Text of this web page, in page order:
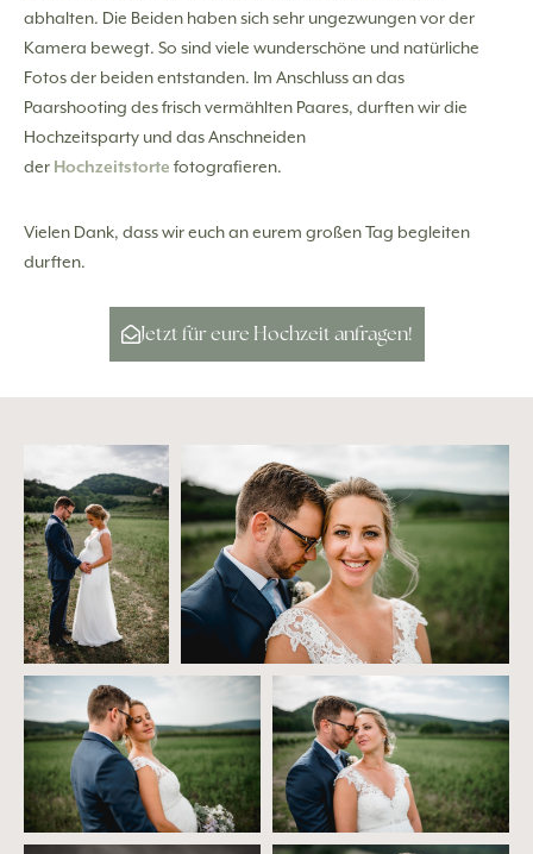
abhalten. Die Beiden haben sich sehr ungezwungen vor der
Kamera bewegt. So sind viele wunderschöne und natürliche
Fotos der beiden entstanden. Im Anschluss an das
Paarshooting des frisch vermählten Paares, durften wir die
Hochzeitsparty und das Anschneiden
der Hochzeitstorte fotografieren.
Vielen Dank, dass wir euch an eurem großen Tag begleiten
durften.
Jetzt für eure Hochzeit anfragen!